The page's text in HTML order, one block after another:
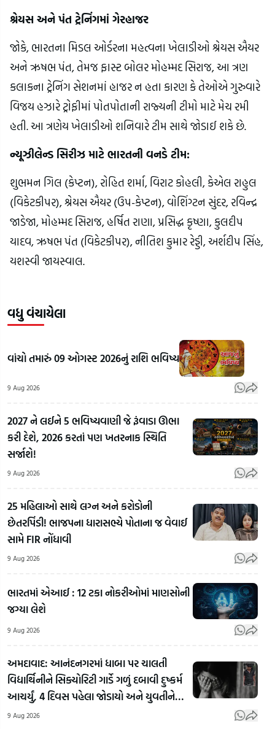
શ્રેયસ અને પંત ટ્રેનિંગમાં ગેરહાજર
જોકે, ભારતના મિડલ ઓર્ડરના મહત્વના ખેલાડીઓ શ્રેયસ ઐયર
અને ઋષભ પંત, તેમજ ફાસ્ટ બોલર મોહમ્મદ સિરાજ, આ ત્રણ
કલાકના ટ્રેનિંગ સેશનમાં હાજર ન હતા કારણ કે તેઓએ ગુરુવારે
વિજય હઝારે ટ્રોફીમાં પોતપોતાની રાજ્યની ટીમો માટે મેચ રમી
હતી. આ ત્રણેય ખેલાડીઓ શનિવારે ટીમ સાથે જોડાઈ શકે છે.
ન્યૂઝીલેન્ડ સિરીઝ માટે ભારતની વનડે ટીમ:
શુભમન ગિલ (કેપ્ટન), રોહિત શર્મા, વિરાટ કોહલી, કેએલ રાહુલ
(વિકેટકીપર), શ્રેયસ ઐયર (ઉપ-કેપ્ટન), વોશિંગ્ટન સુંદર, રવિન્દ્ર
જાડેજા, મોહમ્મદ સિરાજ, હર્ષિત રાણા, પ્રસિદ્ધ કૃષ્ણા, કુલદીપ
યાદવ, ઋષભ પંત (વિકેટકીપર), નીતિશ કુમાર રેડ્ડી, અર્શદીપ સિંહ,
યશસ્વી જાયસ્વાલ.
વધુ વંચાયેલા
વાંચો તમારું 09 ઓગસ્ટ 2026નું રાશિ ભવિષ્ય
9 Aug 2026
2027 ને લઈને 5 ભવિષ્યવાણી જે રૂંવાડા ઊભા
કરી દેશે, 2026 કરતાં પણ ખતરનાક સ્થિતિ
સર્જાશે!
9 Aug 2026
25 મહિલાઓ સાથે લગ્ન અને કરોડોની
છેતરપિંડી! ભાજપના ધારાસભ્યે પોતાના જ વેવાઈ
સામે FIR નોંધાવી
9 Aug 2026
ભારતમાં એઆઈ : 12 ટકા નોકરીઓમાં માણસોની
જગ્યા લેશે
9 Aug 2026
અમદાવાદ: આનંદનગરમાં ધાબા પર ચાલતી
વિદ્યાર્થિનીને સિક્યોરિટી ગાર્ડે ગળું દબાવી દુષ્કર્મ
આચર્યું, 4 દિવસ પહેલા જોડાયો અને યુવતીને
પીંખી
9 Aug 2026
'ટોક્સિક'
ફિલ્મમાં
કામ કરવા
અભિનેત્રી
હુમા
કુરેશીએ
વ્યક્ત કરી
ખુશી |
ઈન્ડિયામાં
વાપસી
અંગે શું
જવાબ